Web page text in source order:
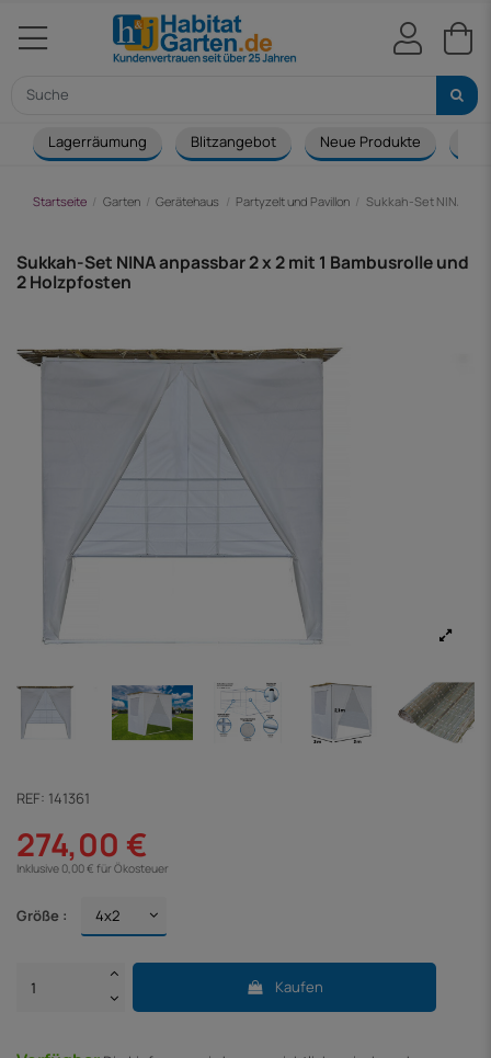
Lagerräumung Blitzangebot Neue Produkte
Startseite Garten Gerätehaus Partyzelt und Pavillon Sukkah-Set NINA
Sukkah-Set NINA anpassbar 2 x 2 mit 1 Bambusrolle und
2 Holzpfosten
REF: 141361
274,00 €
Inklusive 0,00 € für Ökosteuer
Größe :
Kaufen